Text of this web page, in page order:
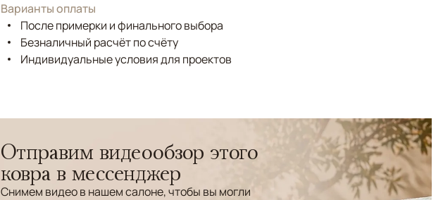
Варианты оплаты
После примерки и финального выбора
Безналичный расчёт по счёту
Индивидуальные условия для проектов
Отправим видеообзор этого
ковра в мессенджер
Снимем видео в нашем салоне, чтобы вы могли